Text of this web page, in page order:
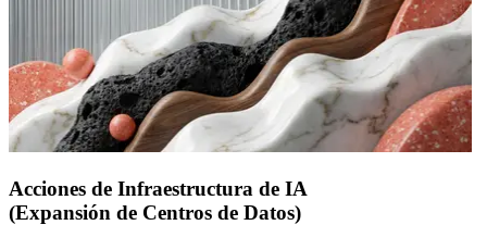
Acciones de Infraestructura de IA
(Expansión de Centros de Datos)